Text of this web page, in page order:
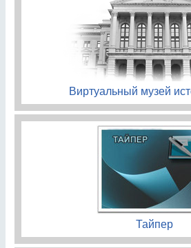
Виртуальный музей
Тайпер